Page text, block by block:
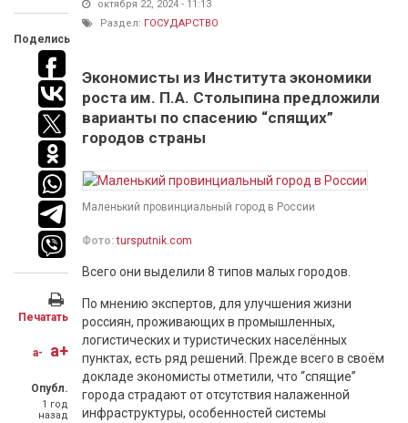
Поделись
Печатать
a- a+
Опубл.
1 год
назад
октября 22, 2024 - 11:13
Раздел: ГОСУДАРСТВО
Экономисты из Института экономики
роста им. П.А. Столыпина предложили
варианты по спасению “спящих”
городов страны
Маленький провинциальный город в России
Фото:tursputnik.com
Всего они выделили 8 типов малых городов.
По мнению экспертов, для улучшения жизни
россиян, проживающих в промышленных,
логистических и туристических населённых
пунктах, есть ряд решений. Прежде всего в своём
докладе экономисты отметили, что “спящие”
города страдают от отсутствия налаженной
инфраструктуры, особенностей системы